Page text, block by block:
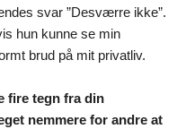
svar ”Desværre ikke”.
hun kunne se min
brud på mit privatliv.
fire tegn fra din
nemmere for andre at